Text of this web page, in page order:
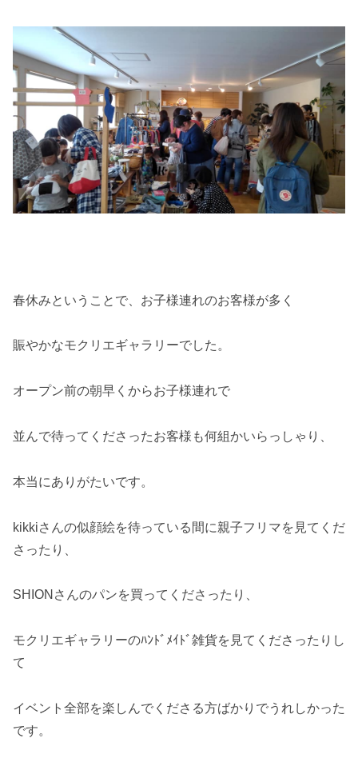
春休みということで、お子様連れのお客様が多く
賑やかなモクリエギャラリーでした。
オープン前の朝早くからお子様連れで
並んで待ってくださったお客様も何組かいらっしゃり、
本当にありがたいです。
kikkiさんの似顔絵を待っている間に親子フリマを見てくだ
さったり、
SHIONさんのパンを買ってくださったり、
モクリエギャラリーのﾊﾝﾄﾞﾒｲﾄﾞ雑貨を見てくださったりし
て
イベント全部を楽しんでくださる方ばかりでうれしかった
です。